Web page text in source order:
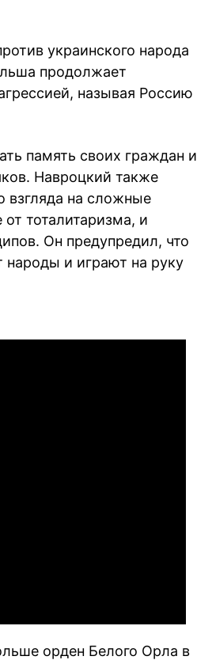
украинского народа
продолжает
называя Россию
память своих граждан и
Навроцкий также
взгляда на сложные
тоталитаризма, и
Он предупредил, что
и играют на руку
орден Белого Орла в